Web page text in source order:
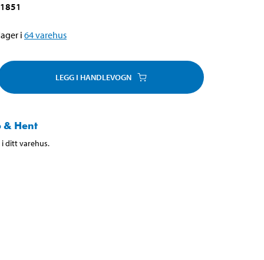
i 64varehus
LEGG I HANDLEVOGN
& Hent
i ditt varehus.